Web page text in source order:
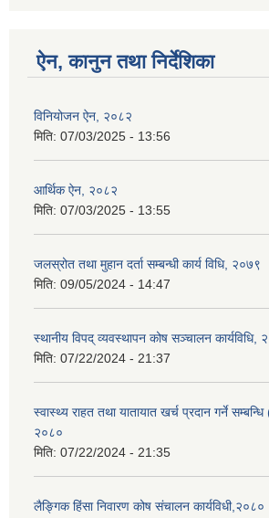
ऐन, कानुन तथा निर्देशिका
विनियोजन ऐन, २०८२
मिति: 07/03/2025 - 13:56
आर्थिक ऐन, २०८२
मिति: 07/03/2025 - 13:55
जलस्रोत तथा मुहान दर्ता सम्बन्धी कार्य विधि, २०७९
मिति: 09/05/2024 - 14:47
स्थानीय विपद् व्यवस्थापन कोष सञ्चालन कार्यविधि,
मिति: 07/22/2024 - 21:37
स्वास्थ्य राहत तथा यातायात खर्च प्रदान गर्ने सम्बन्धि
२०८०
मिति: 07/22/2024 - 21:35
लैङ्गिक हिंसा निवारण कोष संचालन कार्यविधी,२०८०